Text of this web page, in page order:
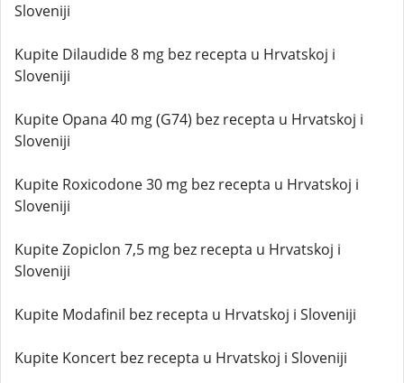
Sloveniji
Kupite Dilaudide 8 mg bez recepta u Hrvatskoj i
Sloveniji
Kupite Opana 40 mg (G74) bez recepta u Hrvatskoj i
Sloveniji
Kupite Roxicodone 30 mg bez recepta u Hrvatskoj i
Sloveniji
Kupite Zopiclon 7,5 mg bez recepta u Hrvatskoj i
Sloveniji
Kupite Modafinil bez recepta u Hrvatskoj i Sloveniji
Kupite Koncert bez recepta u Hrvatskoj i Sloveniji